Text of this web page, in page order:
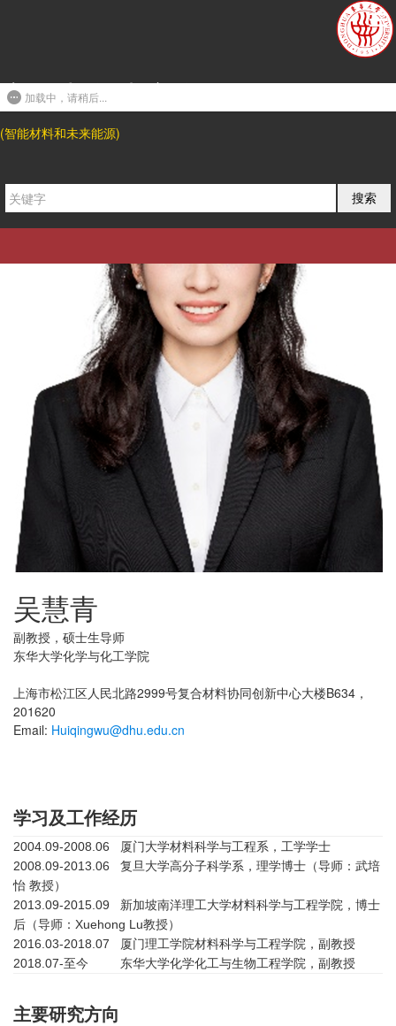
东华大学武培怡教授课题组
(智能材料和未来能源)
搜索
吴慧青
副教授，硕士生导师
东华大学化学与化工学院
上海市松江区人民北路2999号复合材料协同创新中心大楼B634，
201620
Email: Huiqingwu@dhu.edu.cn​
学习及工作经历
2004.09-2008.06 厦门大学材料科学与工程系，工学学士
2008.09-2013.06 复旦大学高分子科学系，理学博士（导师：武培
怡 教授）
2013.09-2015.09 新加坡南洋理工大学材料科学与工程学院，博士
后（导师：Xuehong Lu教授）
2016.03-2018.07 厦门理工学院材料科学与工程学院，副教授
2018.07-至今 东华大学化学化工与生物工程学院，副教授
主要研究方向
加载中，请稍后...